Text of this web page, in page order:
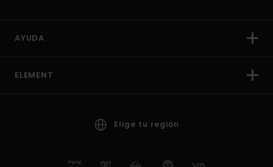
AYUDA
ELEMENT
Elige tu región